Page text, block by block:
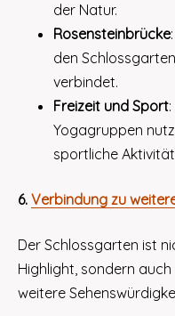
der Natur.
Rosensteinbrücke
den
verbindet.
Freizeit und Sport
Yogagruppen
sportliche
6. Verbindung zu
Der Schlossgarten ist
Highlight, sondern
weitere